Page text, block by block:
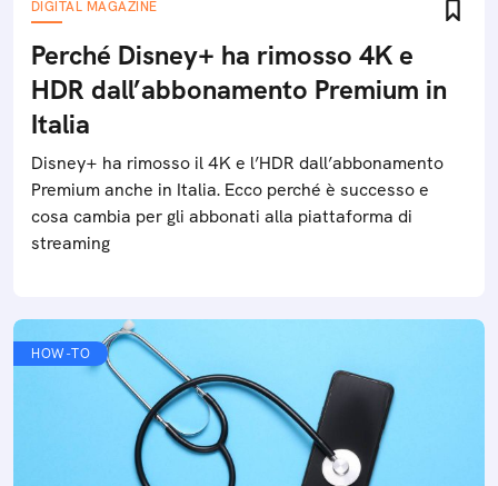
DIGITAL MAGAZINE
Perché Disney+ ha rimosso 4K e
HDR dall’abbonamento Premium in
Italia
Disney+ ha rimosso il 4K e l’HDR dall’abbonamento
Premium anche in Italia. Ecco perché è successo e
cosa cambia per gli abbonati alla piattaforma di
streaming
HOW-TO